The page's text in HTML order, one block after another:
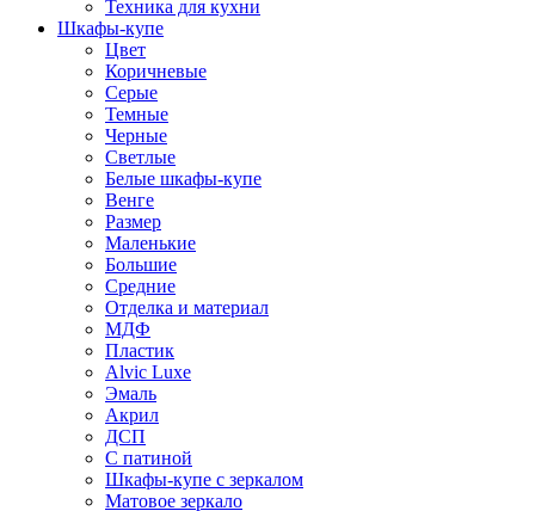
Техника для кухни
Шкафы-купе
Цвет
Коричневые
Серые
Темные
Черные
Светлые
Белые шкафы-купе
Венге
Размер
Маленькие
Большие
Средние
Отделка и материал
МДФ
Пластик
Alvic Luxe
Эмаль
Акрил
ДСП
С патиной
Шкафы-купе с зеркалом
Матовое зеркало